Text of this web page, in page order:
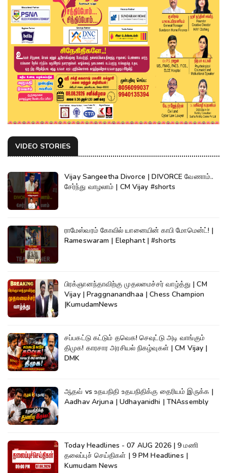
VIDEO STORIES
Vijay Sangeetha Divorce | DIVORCE வேணாம்..
சேர்ந்து வாழலாம் | CM Vijay #shorts
ராமேஸ்வரம் கோவில் யானையின் காபி மோமென்ட்! |
Rameswaram | Elephant | #shorts
பிரக்ஞானந்தாவிற்கு முதலமைச்சர் வாழ்த்து | CM
Vijay | Praggnanandhaa | Chess Champion
|KumudamNews
சப்பகட்டு கட்டும் தவெக! செவுட்டு அடி வாங்கும்
திமுக! காரசார அரசியல் நிகழ்வுகள் | CM Vijay |
DMK
ஆதவ் vs உதயநிதி உதயநிதிக்கு தைரியம் இருக்க |
Aadhav Arjuna | Udhayanidhi | TNAssembly
Today Headlines - 07 AUG 2026 | 9 மணி
தலைப்புச் செய்திகள் | 9 PM Headlines |
Kumudam News